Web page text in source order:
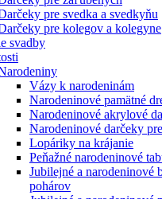
pre svedka a svedkyňu
pre kolegov a kolegyne
svadby
Vázy k narodeninám
Narodeninové pamätné
Narodeninové akrylové
Narodeninové darčeky
Lopáriky na krájanie
Peňažné narodeninové
Jubilejné a narodeninové
pohárov